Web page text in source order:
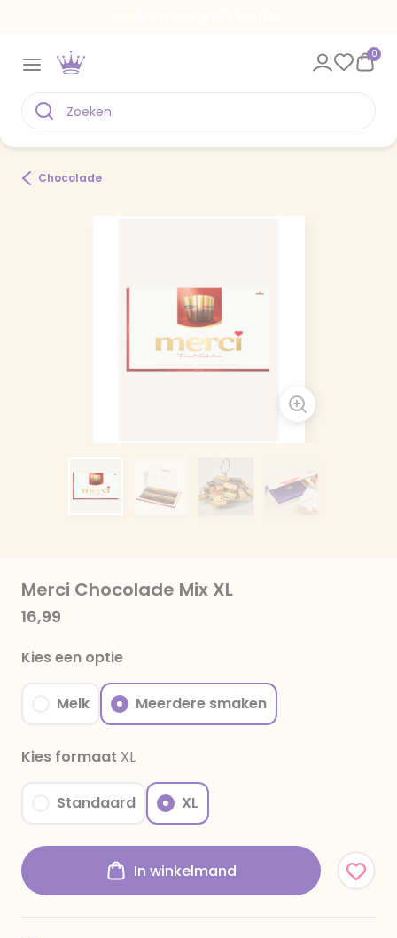
0
Chocolade
Merci Chocolade Mix XL
16,99
Kies een optie
Melk Meerdere smaken
Kies formaat XL
Standaard XL
In winkelmand